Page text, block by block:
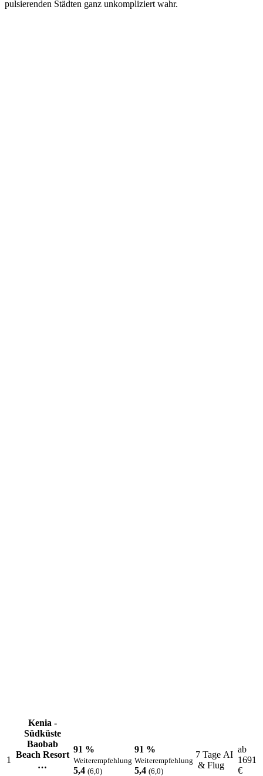
pulsierenden Städten ganz unkompliziert wahr.
1
Kenia -
Südküste
Baobab
Beach Resort
…
91 %
Weiterempfehlung
5,4 (6,0)
91 %
Weiterempfehlung
5,4 (6,0)
7 Tage AI
& Flug
ab
1691
€